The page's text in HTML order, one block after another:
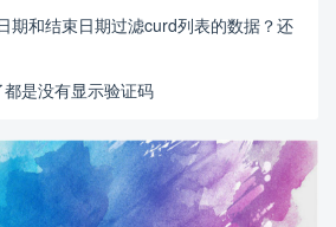
期和结束日期过滤curd列表的数据？还
是没有显示验证码